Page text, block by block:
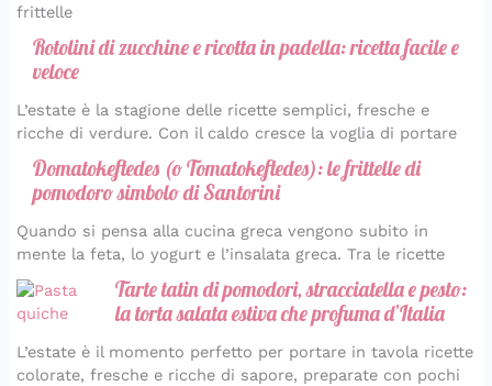
frittelle
Rotolini di zucchine e ricotta in padella: ricetta facile e
veloce
L’estate è la stagione delle ricette semplici, fresche e
ricche di verdure. Con il caldo cresce la voglia di portare
Domatokeftedes (o Tomatokeftedes): le frittelle di
pomodoro simbolo di Santorini
Quando si pensa alla cucina greca vengono subito in
mente la feta, lo yogurt e l’insalata greca. Tra le ricette
Tarte tatin di pomodori, stracciatella e pesto:
la torta salata estiva che profuma d’Italia
L’estate è il momento perfetto per portare in tavola ricette
colorate, fresche e ricche di sapore, preparate con pochi